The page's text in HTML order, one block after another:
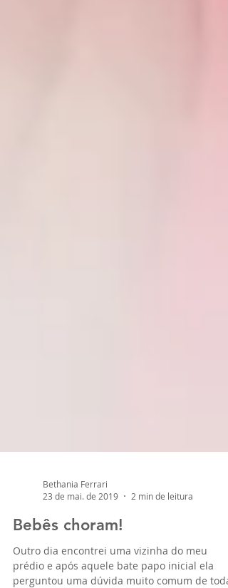
Bethania Ferrari
23 de mai. de 2019
Bebês choram!
Outro dia encontrei uma vizinha do meu